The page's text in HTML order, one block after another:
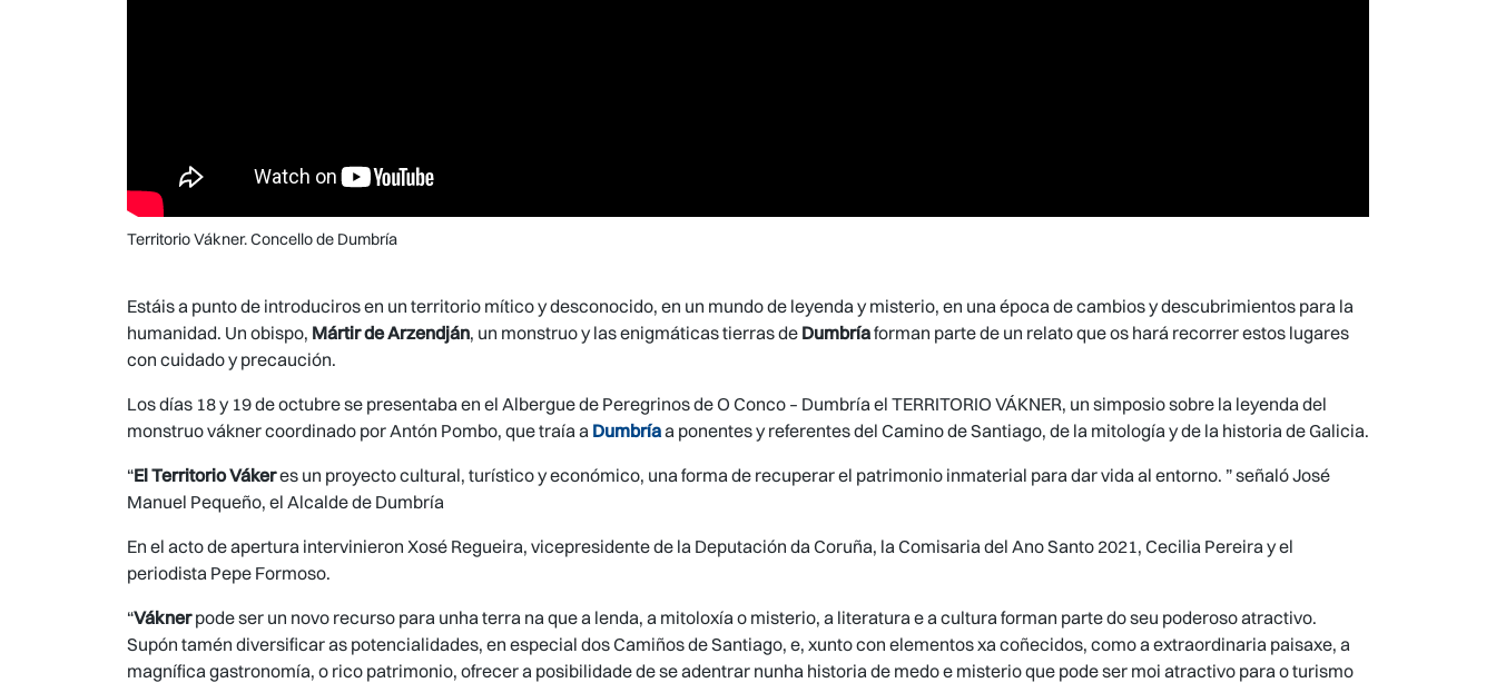
Territorio Vákner. Concello de Dumbría
Estáis a punto de introduciros en un territorio mítico y desconocido, en un mundo de leyenda y misterio, en una época de cambios y descubrimientos para la
humanidad. Un obispo, Mártir de Arzendján, un monstruo y las enigmáticas tierras de Dumbríaforman parte de un relato que os hará recorrer estos lugares
con cuidado y precaución.
Los días 18 y 19 de octubre se presentaba en el Albergue de Peregrinos de O Conco – Dumbría el TERRITORIO VÁKNER, un simposio sobre la leyenda del
monstruo vákner coordinado por Antón Pombo, que traía a Dumbríaa ponentes y referentes del Camino de Santiago, de la mitología y de la historia de Galicia.
“El Territorio Vákeres un proyecto cultural, turístico y económico, una forma de recuperar el patrimonio inmaterial para dar vida al entorno. ” señaló José
Manuel Pequeño, el Alcalde de Dumbría
En el acto de apertura intervinieron Xosé Regueira, vicepresidente de la Deputación da Coruña, la Comisaria del Ano Santo 2021, Cecilia Pereira y el
periodista Pepe Formoso.
“Váknerpode ser un novo recurso para unha terra na que a lenda, a mitoloxía o misterio, a literatura e a cultura forman parte do seu poderoso atractivo.
Supón tamén diversificar as potencialidades, en especial dos Camiños de Santiago, e, xunto con elementos xa coñecidos, como a extraordinaria paisaxe, a
magnífica gastronomía, o rico patrimonio, ofrecer a posibilidade de se adentrar nunha historia de medo e misterio que pode ser moi atractivo para o turismo